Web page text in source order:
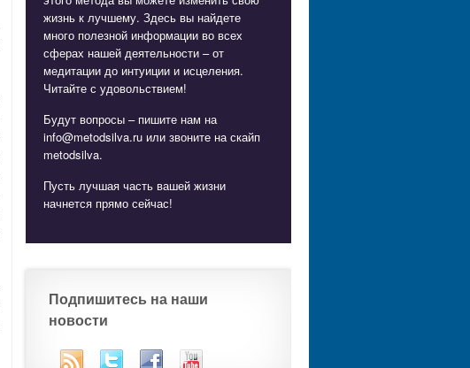
жизнь к лучшему. Здесь вы найдете
много полезной информации во всех
сферах нашей деятельности – от
медитации до интуиции и исцеления.
Читайте с удовольствием!
Будут вопросы – пишите нам на
info@metodsilva.ru или звоните на скайп
metodsilva.
Пусть лучшая часть вашей жизни
начнется прямо сейчас!
Подпишитесь на наши
новости